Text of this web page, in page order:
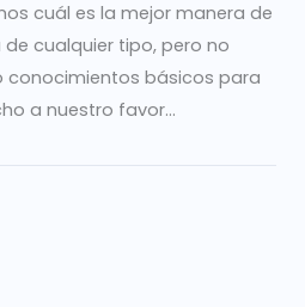
cuál es la mejor manera de
cualquier tipo, pero no
conocimientos básicos para
a nuestro favor...